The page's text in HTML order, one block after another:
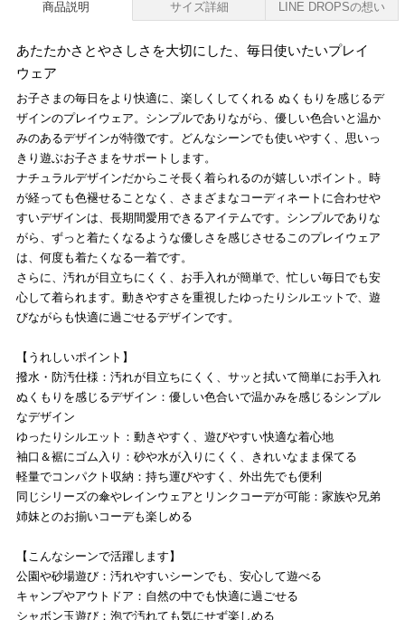
商品説明 サイズ詳細 LINE DROPSの想い
あたたかさとやさしさを大切にした、毎日使いたいプレイ
ウェア
お子さまの毎日をより快適に、楽しくしてくれる ぬくもりを感じるデ
ザインのプレイウェア。シンプルでありながら、優しい色合いと温か
みのあるデザインが特徴です。どんなシーンでも使いやすく、思いっ
きり遊ぶお子さまをサポートします。
ナチュラルデザインだからこそ長く着られるのが嬉しいポイント。時
が経っても色褪せることなく、さまざまなコーディネートに合わせや
すいデザインは、長期間愛用できるアイテムです。シンプルでありな
がら、ずっと着たくなるような優しさを感じさせるこのプレイウェア
は、何度も着たくなる一着です。
さらに、汚れが目立ちにくく、お手入れが簡単で、忙しい毎日でも安
心して着られます。動きやすさを重視したゆったりシルエットで、遊
びながらも快適に過ごせるデザインです。
【うれしいポイント】
撥水・防汚仕様：汚れが目立ちにくく、サッと拭いて簡単にお手入れ
ぬくもりを感じるデザイン：優しい色合いで温かみを感じるシンプル
なデザイン
ゆったりシルエット：動きやすく、遊びやすい快適な着心地
袖口＆裾にゴム入り：砂や水が入りにくく、きれいなまま保てる
軽量でコンパクト収納：持ち運びやすく、外出先でも便利
同じシリーズの傘やレインウェアとリンクコーデが可能：家族や兄弟
姉妹とのお揃いコーデも楽しめる
【こんなシーンで活躍します】
公園や砂場遊び：汚れやすいシーンでも、安心して遊べる
キャンプやアウトドア：自然の中でも快適に過ごせる
シャボン玉遊び：泡で汚れても気にせず楽しめる